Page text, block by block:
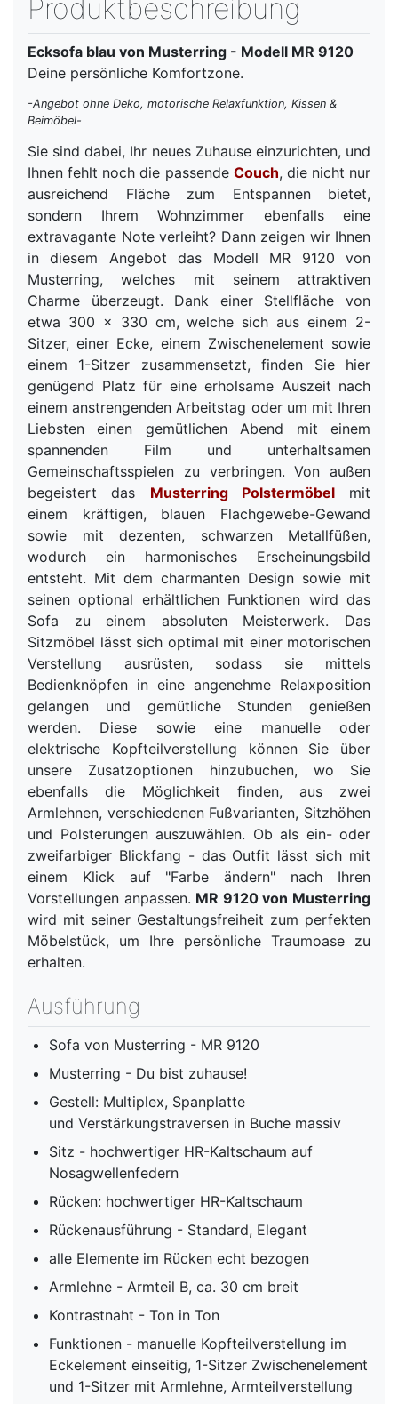
Produktbeschreibung
Ecksofa blau von Musterring - Modell MR 9120
Deine persönliche Komfortzone.
-Angebot ohne Deko, motorische Relaxfunktion, Kissen &
Beimöbel-
Sie sind dabei, Ihr neues Zuhause einzurichten, und
Ihnen fehlt noch die passende Couch, die nicht nur
ausreichend Fläche zum Entspannen bietet,
sondern Ihrem Wohnzimmer ebenfalls eine
extravagante Note verleiht? Dann zeigen wir Ihnen
in diesem Angebot das Modell MR 9120 von
Musterring, welches mit seinem attraktiven
Charme überzeugt. Dank einer Stellfläche von
etwa 300 x 330 cm, welche sich aus einem 2-
Sitzer, einer Ecke, einem Zwischenelement sowie
einem 1-Sitzer zusammensetzt, finden Sie hier
genügend Platz für eine erholsame Auszeit nach
einem anstrengenden Arbeitstag oder um mit Ihren
Liebsten einen gemütlichen Abend mit einem
spannenden Film und unterhaltsamen
Gemeinschaftsspielen zu verbringen. Von außen
begeistert das Musterring Polstermöbelmit
einem kräftigen, blauen Flachgewebe-Gewand
sowie mit dezenten, schwarzen Metallfüßen,
wodurch ein harmonisches Erscheinungsbild
entsteht. Mit dem charmanten Design sowie mit
seinen optional erhältlichen Funktionen wird das
Sofa zu einem absoluten Meisterwerk. Das
Sitzmöbel lässt sich optimal mit einer motorischen
Verstellung ausrüsten, sodass sie mittels
Bedienknöpfen in eine angenehme Relaxposition
gelangen und gemütliche Stunden genießen
werden. Diese sowie eine manuelle oder
elektrische Kopfteilverstellung können Sie über
unsere Zusatzoptionen hinzubuchen, wo Sie
ebenfalls die Möglichkeit finden, aus zwei
Armlehnen, verschiedenen Fußvarianten, Sitzhöhen
und Polsterungen auszuwählen. Ob als ein- oder
zweifarbiger Blickfang - das Outfit lässt sich mit
einem Klick auf "Farbe ändern" nach Ihren
Vorstellungen anpassen. MR 9120 von Musterring
wird mit seiner Gestaltungsfreiheit zum perfekten
Möbelstück, um Ihre persönliche Traumoase zu
erhalten.
Ausführung
Sofa von Musterring - MR 9120
Musterring - Du bist zuhause!
Gestell: Multiplex, Spanplatte
und Verstärkungstraversen in Buche massiv
Sitz - hochwertiger HR-Kaltschaum auf
Nosagwellenfedern
Rücken: hochwertiger HR-Kaltschaum
Rückenausführung - Standard, Elegant
alle Elemente im Rücken echt bezogen
Armlehne - Armteil B, ca. 30 cm breit
Kontrastnaht - Ton in Ton
Funktionen - manuelle Kopfteilverstellung im
Eckelement einseitig, 1-Sitzer Zwischenelement
und 1-Sitzer mit Armlehne, Armteilverstellung